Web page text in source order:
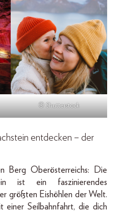
© Shutterstock
entdecken – der
Berg Oberösterreichs: Die
ist ein faszinierendes
größten Eishöhlen der Welt.
einer Seilbahnfahrt, die dich